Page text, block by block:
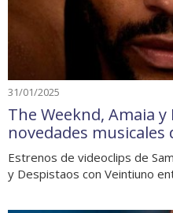
31/01/2025
The Weeknd, Amaia
novedades musicales
Estrenos de videoclips de
y Despistaos con Veintiuno